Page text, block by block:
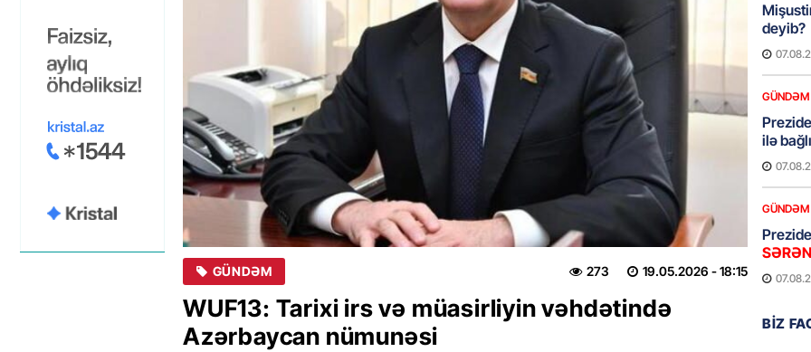
GÜNDƏM 19.05.2026 - 18:15
273
WUF13: Tarixi irs və müasirliyin vəhdətində
Azərbaycan nümunəsi
deyib?
GÜNDƏM
ilə
GÜNDƏM
ÖZƏL
BIZ